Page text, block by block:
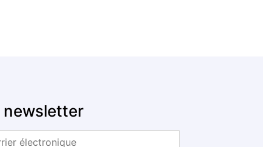
newsletter